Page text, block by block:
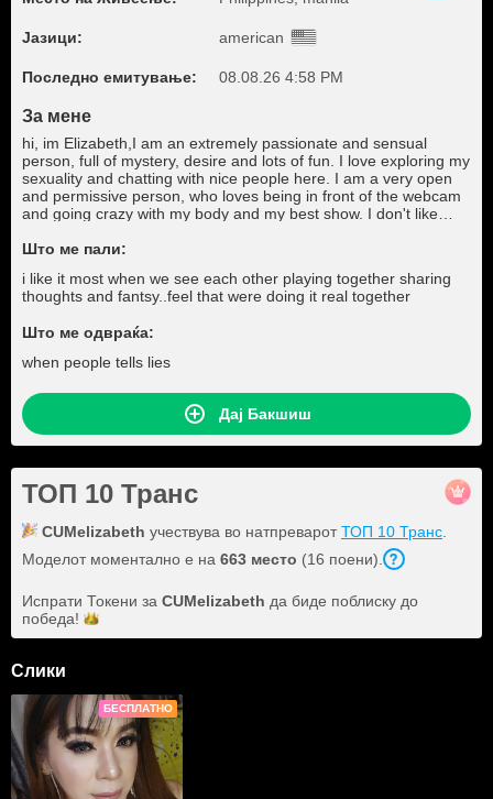
Јазици: american
Последно емитување: 08.08.26 4:58 PM
За мене
hi, im Elizabeth,I am an extremely passionate and sensual
person, full of mystery, desire and lots of fun. I love exploring my
sexuality and chatting with nice people here. I am a very open
and permissive person, who loves being in front of the webcam
and going crazy with my body and my best show. I don't like
better :)
Што ме пали:
i like it most when we see each other playing together sharing
thoughts and fantsy..feel that were doing it real together
Што ме одвраќа:
when people tells lies
Дај Бакшиш
ТОП 10 Транс
CUMelizabeth учествува во натпреваротТОП 10 Транс
Моделот моментално е на 663 место (16 поени).
Испрати Токени за CUMelizabeth да биде поблиску до
победа!
Слики
БЕСПЛАТНО